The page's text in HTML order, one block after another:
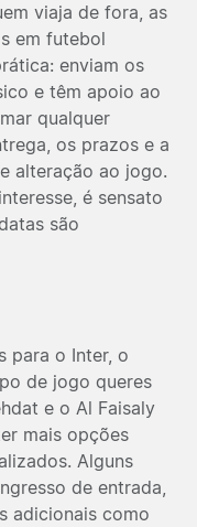
viaja de fora, as
em futebol
enviam os
e têm apoio ao
qualquer
os prazos e a
alteração ao jogo.
é sensato
são
para o Inter, o
de jogo queres
e o Al Faisaly
mais opções
Alguns
de entrada,
adicionais como